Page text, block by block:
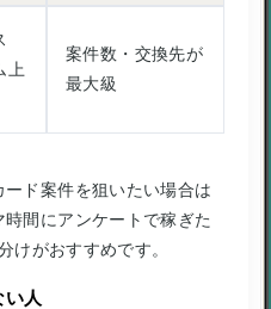
上
案件数・交換先が
最大級
ド案件を狙いたい場合は
時間にアンケートで稼ぎた
けがおすすめです。
人